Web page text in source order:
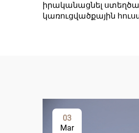
իրականացնել
կառուցվածքային
03
Mar